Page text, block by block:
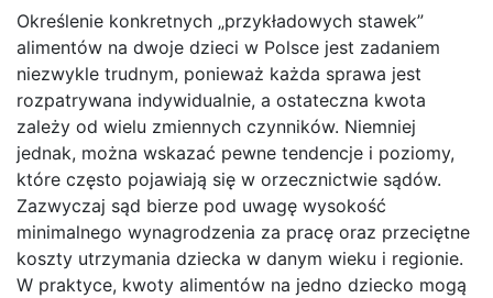
Określenie konkretnych „przykładowych stawek”
alimentów na dwoje dzieci w Polsce jest zadaniem
niezwykle trudnym, ponieważ każda sprawa jest
rozpatrywana indywidualnie, a ostateczna kwota
zależy od wielu zmiennych czynników. Niemniej
jednak, można wskazać pewne tendencje i poziomy,
które często pojawiają się w orzecznictwie sądów.
Zazwyczaj sąd bierze pod uwagę wysokość
minimalnego wynagrodzenia za pracę oraz przeciętne
koszty utrzymania dziecka w danym wieku i regionie.
W praktyce, kwoty alimentów na jedno dziecko mogą